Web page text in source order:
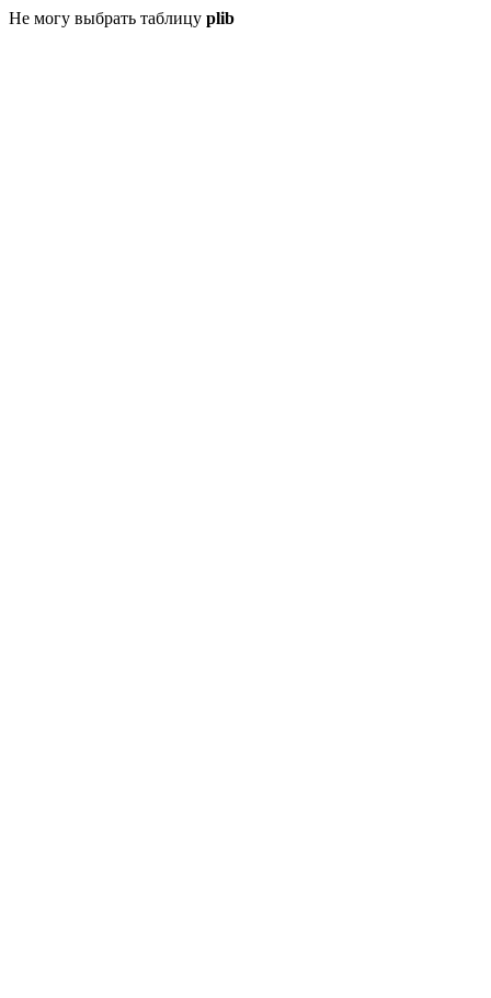
Не могу выбрать таблицу plib